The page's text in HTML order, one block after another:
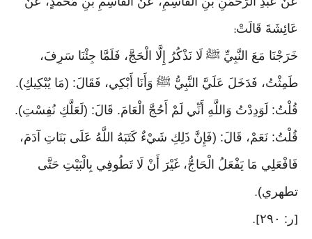
عَائِشَةَ قَالَتْ:
خَرَجْنَا مَعَ النَّبِيِّ ﷺ لَا نَذْكُرُ إِلَّا الْحَجَّ، فَلَمَّا جِئْنَا سَرِفَ،
طَمِثْتُ، فَدَخَلَ عَلَيَّ النَّبِيُّ ﷺ وَأَنَا أَبْكِي، فَقَالَ: (مَا يُبْكِيكِ).
قُلْتُ: لَوَدِدْتُ وَاللَّهِ أَنِّي لَمْ أَحُجَّ الْعَامَ. قَالَ: (لَعَلَّكِ نُفِسْتِ).
قُلْتُ: نَعَمْ، قَالَ: (فَإِنَّ ذَلِكِ شَيْءٌ كَتَبَهُ اللَّهُ عَلَى بَنَاتِ آدَمَ،
فَافْعَلِي مَا يَفْعَلُ الْحَاجُّ، غَيْرَ أَنْ لَا تَطُوفِي بِالْبَيْتِ حَتَّى
تطهري).
[ر: ٢٩٠ ].